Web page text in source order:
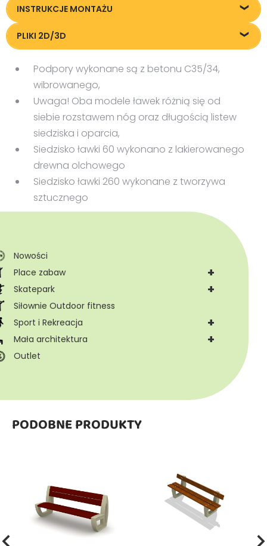
Nowości
+
Place zabaw
+
Skatepark
Siłownie Outdoor fitness
+
Sport i Rekreacja
+
Mała architektura
Outlet
Karta techniczna
INSTRUKCJE MONTAŻU
Instrukcja montażu
PLIKI 2D/3D
Pliki DXF/DWG 0060
DXF/DWG files 0260
FBX files
OBJ files
Podpory wykonane są z betonu C35/34,
wibrowanego,
Uwaga! Oba modele ławek różnią się od
siebie rozstawem nóg oraz długością listew
siedziska i oparcia,
Siedzisko ławki 60 wykonano z lakierowanego
drewna olchowego
Siedzisko ławki 260 wykonane z tworzywa
sztucznego
PODOBNE PRODUKTY